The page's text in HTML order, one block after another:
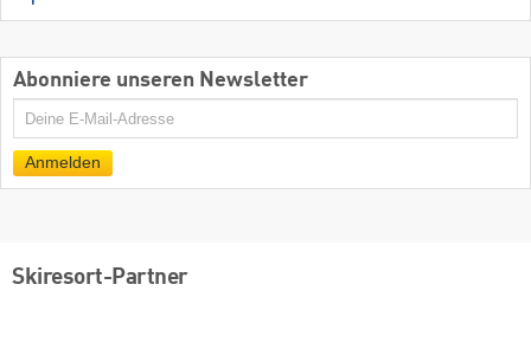
Abonniere unseren Newsletter
E-
Anmelden
Skiresort-Partner